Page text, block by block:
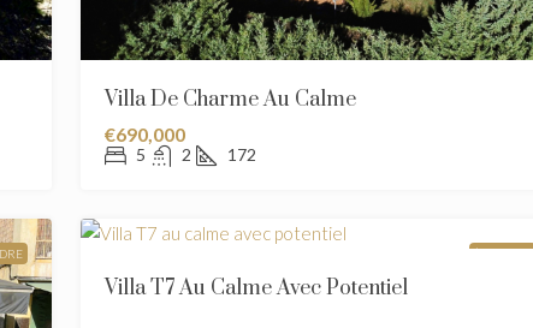
Villa De Charme Au Calme
€690,000
5 2 172
Villa T7 Au Calme Avec Potentiel